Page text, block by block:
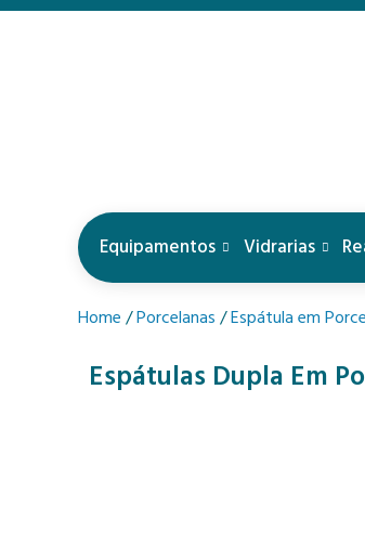
Equipamentos Vidrarias
Home/Porcelanas/Espátula em
Espátulas Dupla Em